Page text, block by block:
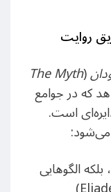
روایت
(
The Myth
که در جوامع
است.
می‌شود:
بلکه الگوهایی